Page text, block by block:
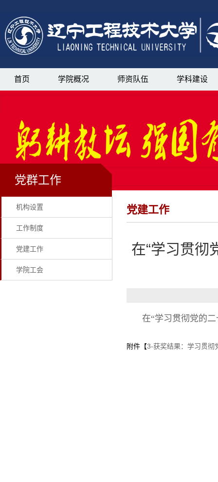
首页 学院概况 师资队伍 学科建设
党群工作
机构设置
工作制度
党建工作
学院工会
党建工作
在“学习贯彻
在“学习贯彻党的
附件【3-获奖结果：学习贯彻